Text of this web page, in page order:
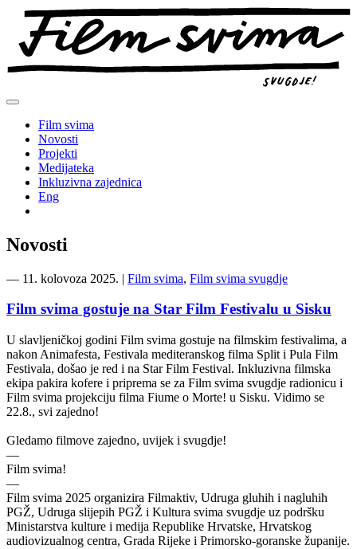
Preskoči
sadržaj
Film svima
Novosti
Projekti
Medijateka
Inkluzivna zajednica
Eng
Novosti
― 11. kolovoza 2025. | Film svima, Film svima svugdje
Film svima gostuje na Star Film Festivalu u Sisku
U slavljeničkoj godini Film svima gostuje na filmskim festivalima, a
nakon Animafesta, Festivala mediteranskog filma Split i Pula Film
Festivala, došao je red i na Star Film Festival. Inkluzivna filmska
ekipa pakira kofere i priprema se za Film svima svugdje radionicu i
Film svima projekciju filma Fiume o Morte! u Sisku. Vidimo se
22.8., svi zajedno!
Gledamo filmove zajedno, uvijek i svugdje!
—
Film svima!
—
Film svima 2025 organizira Filmaktiv, Udruga gluhih i nagluhih
PGŽ, Udruga slijepih PGŽ i Kultura svima svugdje uz podršku
Ministarstva kulture i medija Republike Hrvatske, Hrvatskog
audiovizualnog centra, Grada Rijeke i Primorsko-goranske županije.